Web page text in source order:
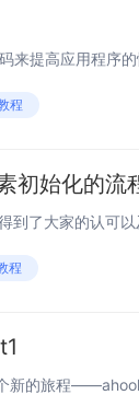
程
始化的流
程